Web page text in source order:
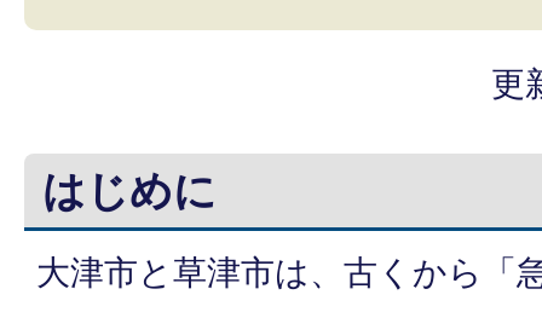
更
はじめに
大津市と草津市は、古くから「